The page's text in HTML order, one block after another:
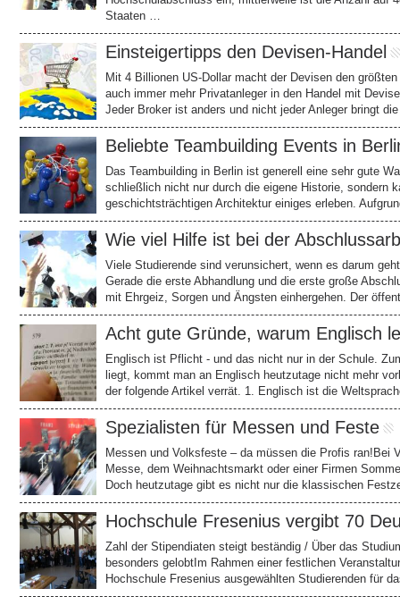
Staaten …
Einsteigertipps den Devisen-Handel
Mit 4 Billionen US-Dollar macht der Devisen den
auch immer mehr Privatanleger in den Handel mit
Jeder Broker ist anders und nicht jeder Anleger bringt
Beliebte Teambuilding Events in
Das Teambuilding in Berlin ist generell eine sehr gute
schließlich nicht nur durch die eigene Historie, sondern
geschichtsträchtigen Architektur einiges erleben.
Wie viel Hilfe ist bei der
Viele Studierende sind verunsichert, wenn es darum
Gerade die erste Abhandlung und die erste große
mit Ehrgeiz, Sorgen und Ängsten einhergehen. Der
Acht gute Gründe, warum Englisch
Englisch ist Pflicht - und das nicht nur in der Schule.
liegt, kommt man an Englisch heutzutage nicht mehr
der folgende Artikel verrät. 1. Englisch ist die
Spezialisten für Messen und Feste
Messen und Volksfeste – da müssen die Profis ran!Bei
Messe, dem Weihnachtsmarkt oder einer Firmen
Doch heutzutage gibt es nicht nur die klassischen
Hochschule Fresenius vergibt 70
Zahl der Stipendiaten steigt beständig / Über das
besonders gelobtIm Rahmen einer festlichen
Hochschule Fresenius ausgewählten Studierenden für